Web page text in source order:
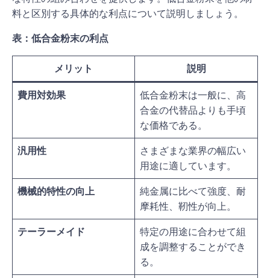
料と区別する具体的な利点について説明しましょう。
表：低合金粉末の利点
メリット 説明
費用対効果
低合金粉末は一般に、高
合金の代替品よりも手頃
な価格である。
汎用性
さまざまな業界の幅広い
用途に適しています。
機械的特性の向上
純金属に比べて強度、耐
摩耗性、靭性が向上。
テーラーメイド
特定の用途に合わせて組
成を調整することができ
る。